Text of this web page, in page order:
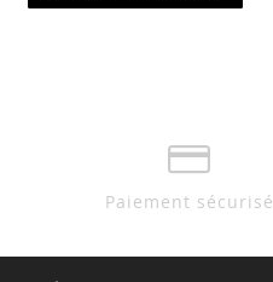
Paiement sécurisé